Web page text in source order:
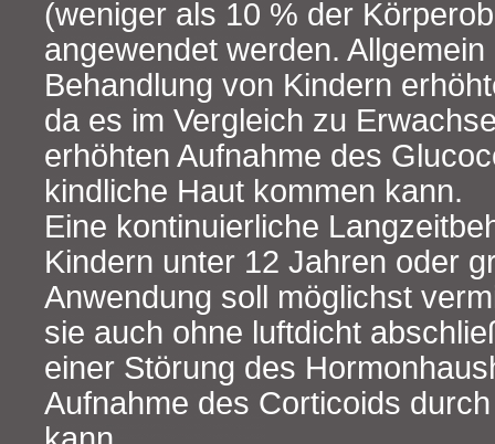
(weniger als 10 % der
angewendet werden.
Behandlung von Kindern
da es im Vergleich zu
erhöhten Aufnahme des
kindliche Haut kommen kann.
Eine kontinuierliche
Kindern unter 12 Jahren oder
Anwendung soll möglichst
sie auch ohne luftdicht
einer Störung des
Aufnahme des Corticoids